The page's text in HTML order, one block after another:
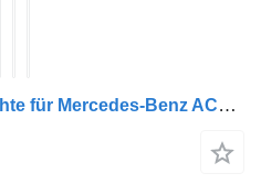
A9608200601 Deckenleuchte für Mercedes-Benz ACTROS MP4 Sattelzugmaschine